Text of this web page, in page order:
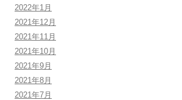
2022年1月
2021年12月
2021年11月
2021年10月
2021年9月
2021年8月
2021年7月